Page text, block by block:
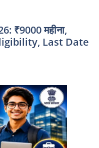
₹9000 महीना,
Last Date